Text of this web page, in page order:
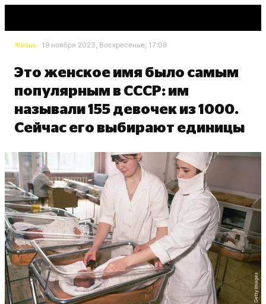
Жизнь 19 ноября 2023, Воскресенье, 17:08
Это женское имя было самым
популярным в СССР: им
называли 155 девочек из 1000.
Сейчас его выбирают единицы
Getty Images